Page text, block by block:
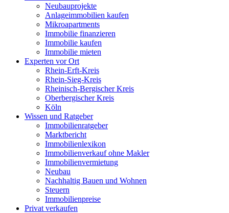
Neubauprojekte
Anlageimmobilien kaufen
Mikroapartments
Immobilie finanzieren
Immobilie kaufen
Immobilie mieten
Experten vor Ort
Rhein-Erft-Kreis
Rhein-Sieg-Kreis
Rheinisch-Bergischer Kreis
Oberbergischer Kreis
Köln
Wissen und Ratgeber
Immobilienratgeber
Marktbericht
Immobilienlexikon
Immobilienverkauf ohne Makler
Immobilienvermietung
Neubau
Nachhaltig Bauen und Wohnen
Steuern
Immobilienpreise
Privat verkaufen